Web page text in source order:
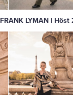
FRANK LYMAN | Höst